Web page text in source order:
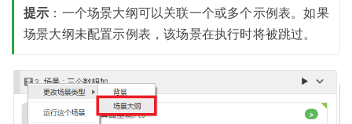
提示 ：一个场景大纲可以关联一个或多个示例表。如果
场景大纲未配置示例表，该场景在执行时将被跳过。